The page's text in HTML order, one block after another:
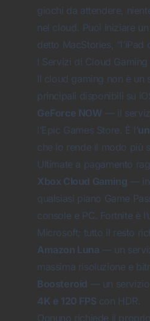
giochi da attendere,
nel cloud. Puoi iniziare
detto MacStories ,
I Servizi di Cloud
Il cloud gaming non è
principali disponibili su
GeForce NOW — il
l’Epic Games Store. È l’
che lo rende il modo più
Ultimate a pagamento
Xbox Cloud Gaming —
qualsiasi piano Game
console e PC. Fortnite è
Microsoft; tutto il resto
Amazon Luna — un
massima risoluzione e
Boosteroid — un
4K e 120 FPScon HDR.
Ognuno richiede il